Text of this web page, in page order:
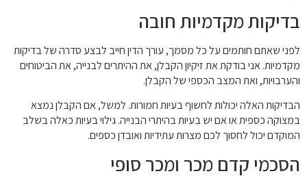
בדיקות מקדמיות חובה
לפני שאתם חותמים על כל מסמך, עורך הדין חייב לבצע סדרה של בדיקות
מקדמיות. אני בודקת את זיקיון הקבלן, את ההיתרים לבנייה, את הביטוחים
והערבויות, ואת המצב הכספי של הקבלן.
הבדיקות האלה יכולות לחשוף בעיות חמורות. למשל, אם הקבלן נמצא
במצוקה כספית או אם יש בעיות בהיתרי הבנייה. גילוי בעיות כאלה בשלב
המוקדם יכול לחסוך לכם מצרות עתידיות ואובדן כספים.
הסכמי קדם מכר ומכר סופי